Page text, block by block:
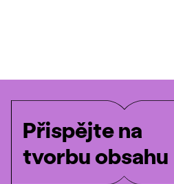
Přispějte na
tvorbu obsahu